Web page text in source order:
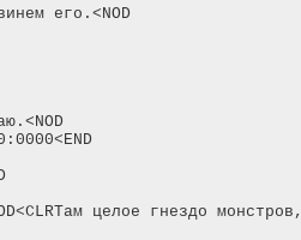
его.<NOD
целое гнездо монстров,